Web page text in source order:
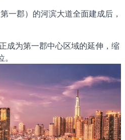
一郡）的河滨大道全面建成后，
成为第一郡中心区域的延伸，缩